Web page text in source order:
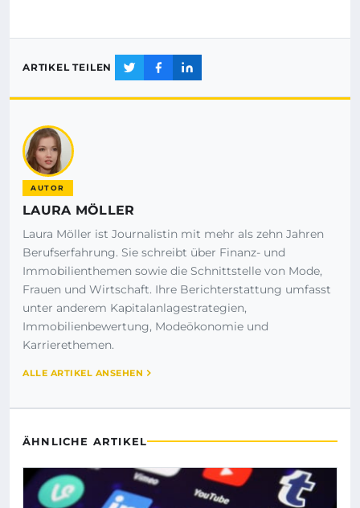
ARTIKEL TEILEN
AUTOR
LAURA MÖLLER
Laura Möller ist Journalistin mit mehr als zehn Jahren
Berufserfahrung. Sie schreibt über Finanz- und
Immobilienthemen sowie die Schnittstelle von Mode,
Frauen und Wirtschaft. Ihre Berichterstattung umfasst
unter anderem Kapitalanlagestrategien,
Immobilienbewertung, Modeökonomie und
Karrierethemen.
ALLE ARTIKEL ANSEHEN
ÄHNLICHE ARTIKEL